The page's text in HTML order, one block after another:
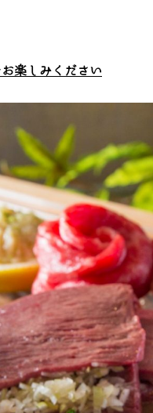
楽しみください